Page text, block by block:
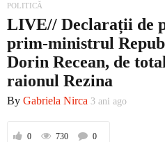
POLITICĂ
LIVE// Declarații de
prim-ministrul
Dorin Recean, de
raionul Rezina
By Gabriela Nirca 3 ani ago
0 730 0